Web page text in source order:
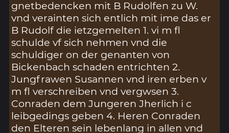
gnetbedencken mit B Rudolfen zu W.
vnd verainten sich entlich mit ime das er
B Rudolf die ietzgemelten 1. vi m fl
schulde vf sich nehmen vnd die
schuldiger on der genanten von
Bickenbach schaden entrichten 2.
Jungfrawen Susannen vnd iren erben v
m fl verschreiben vnd vergwsen 3.
Conraden dem Jungeren Jherlich i c
leibgedings geben 4. Heren Conraden
den Elteren sein lebenlang in allen vnd